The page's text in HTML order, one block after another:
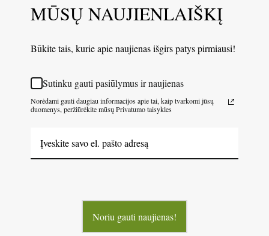
MŪSŲ NAUJIENLAIŠKĮ
Būkite tais, kurie apie naujienas išgirs patys pirmiausi!
Sutinku gauti pasiūlymus ir naujienas
Norėdami gauti daugiau informacijos apie tai, kaip tvarkomi jūsų
duomenys, peržiūrėkite mūsų Privatumo taisykles
Noriu gauti naujienas!